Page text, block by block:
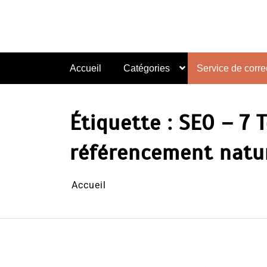
Accueil Catégories Service de
Étiquette : SEO – 7
référencement
Accueil